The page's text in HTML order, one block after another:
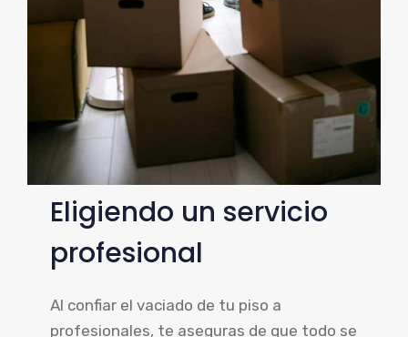
Eligiendo un servicio
profesional
Al confiar el vaciado de tu piso a
profesionales, te aseguras de que todo se